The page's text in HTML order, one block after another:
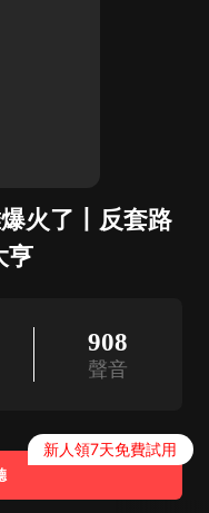
火了丨反套路
亨
908
聲音
新人領7天免費試用